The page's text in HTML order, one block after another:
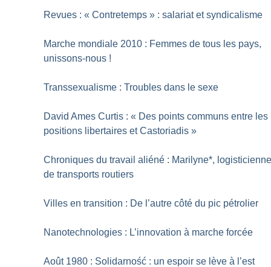
Revues : « Contretemps » : salariat et syndicalisme
Marche mondiale 2010 : Femmes de tous les pays,
unissons-nous !
Transsexualisme : Troubles dans le sexe
David Ames Curtis : « Des points communs entre les
positions libertaires et Castoriadis »
Chroniques du travail aliéné : Marilyne*,
de transports routiers
Villes en transition : De l’autre côté du pic pétrolier
Nanotechnologies : L’innovation à marche forcée
Août 1980 : Solidarność : un espoir se lève à l’est